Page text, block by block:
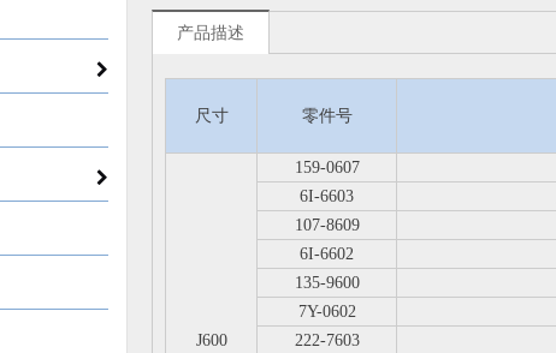
产品描述
尺寸 零件号
J600
159-0607
6I-6603
107-8609
6I-6602
135-9600
7Y-0602
222-7603